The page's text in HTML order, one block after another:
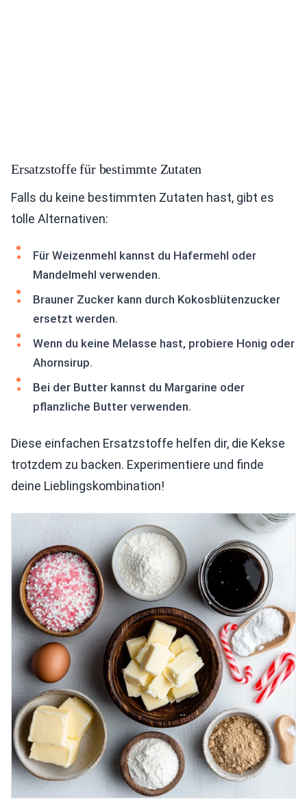
Ersatzstoffe für bestimmte Zutaten
Falls du keine bestimmten Zutaten hast, gibt es
tolle Alternativen:
Für Weizenmehl kannst du Hafermehl oder
Mandelmehl verwenden.
Brauner Zucker kann durch Kokosblütenzucker
ersetzt werden.
Wenn du keine Melasse hast, probiere Honig oder
Ahornsirup.
Bei der Butter kannst du Margarine oder
pflanzliche Butter verwenden.
Diese einfachen Ersatzstoffe helfen dir, die Kekse
trotzdem zu backen. Experimentiere und finde
deine Lieblingskombination!